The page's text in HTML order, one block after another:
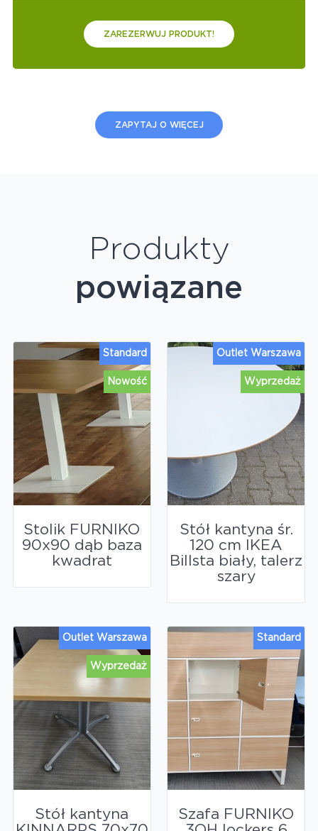
ZAREZERWUJ PRODUKT!
ZAPYTAJ O WIĘCEJ
Produkty
powiązane
Nowość
Standard
Stolik FURNIKO
90x90 dąb baza
kwadrat
Wyprzedaż
Outlet Warszawa
Stół kantyna śr.
120 cm IKEA
Billsta biały, talerz
szary
Wyprzedaż
Outlet Warszawa
Stół kantyna
Standard
Szafa FURNIKO